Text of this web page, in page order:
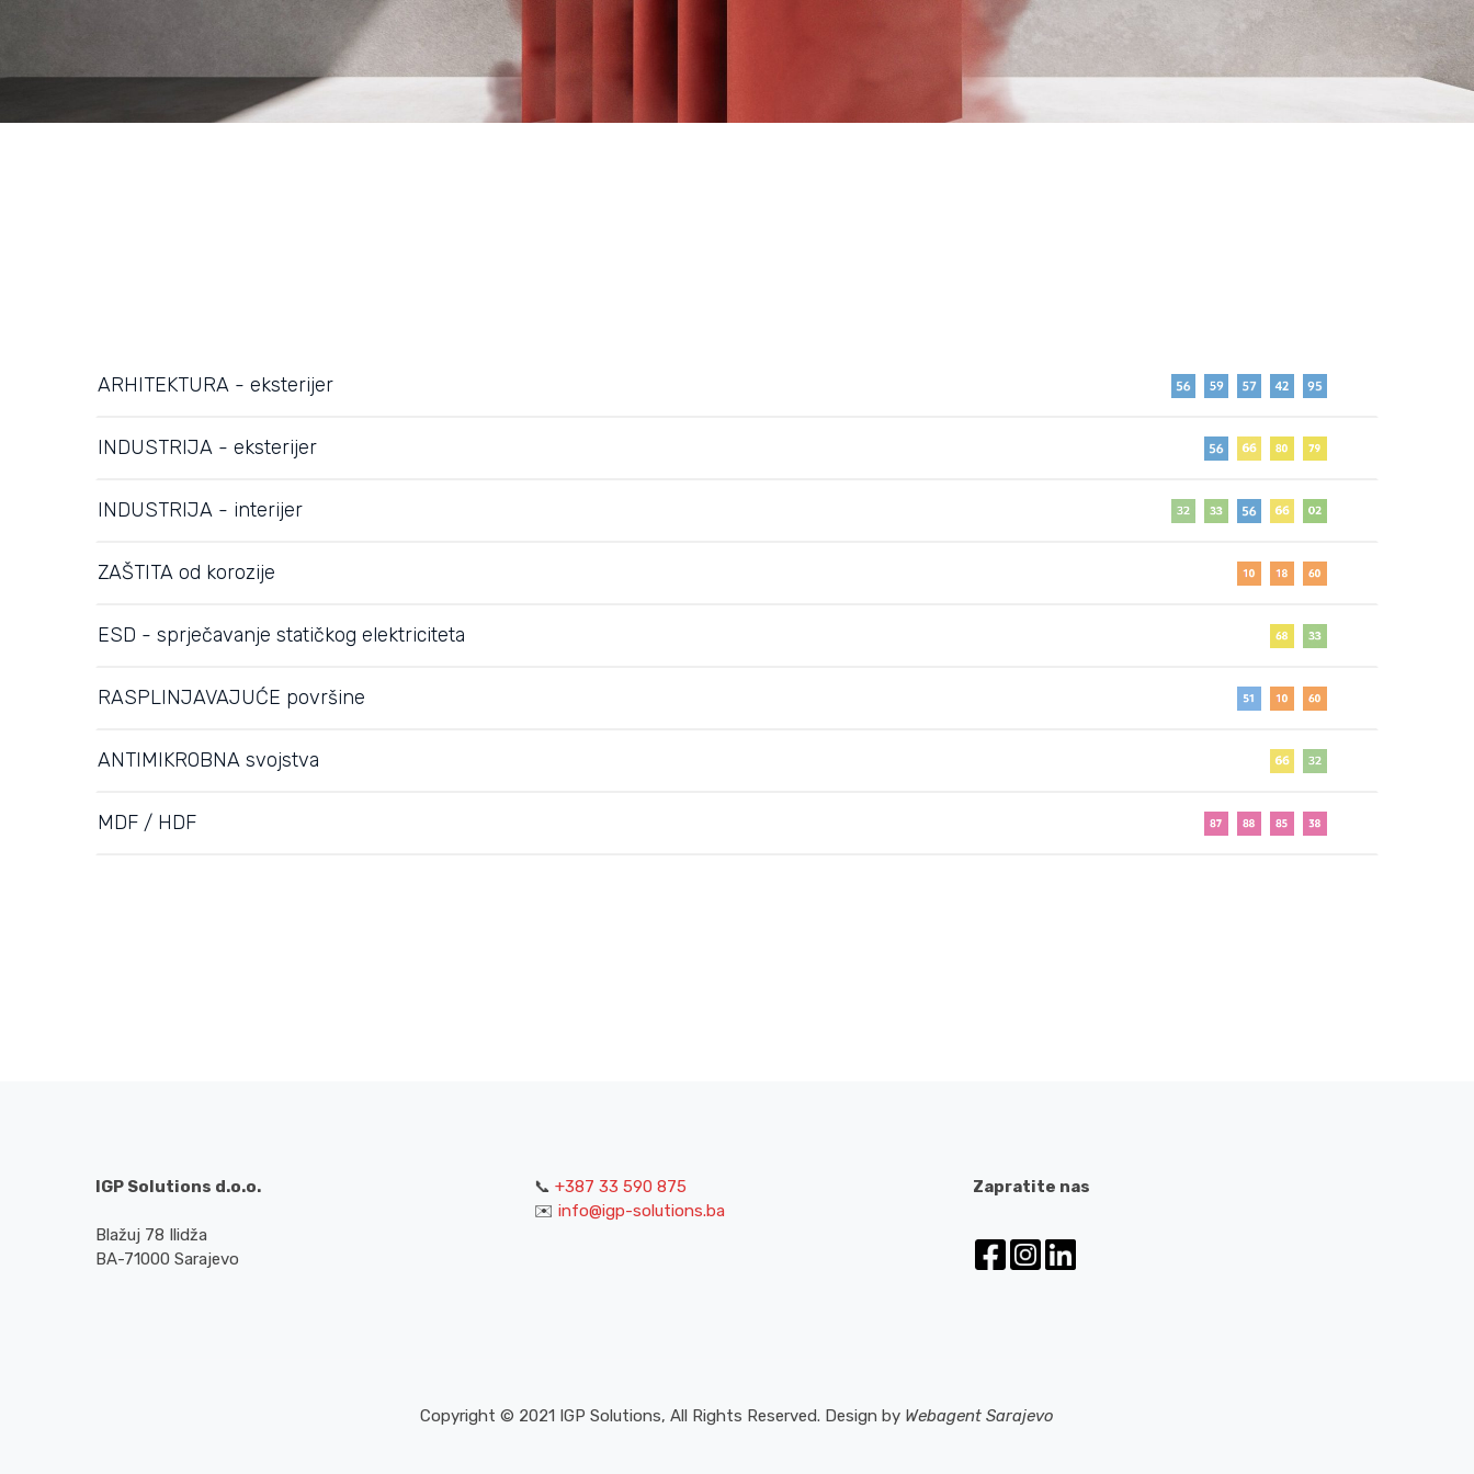
ARHITEKTURA - eksterijer
INDUSTRIJA - eksterijer
INDUSTRIJA - interijer
ZAŠTITA od korozije
ESD - sprječavanje statičkog elektriciteta
RASPLINJAVAJUĆE površine
ANTIMIKROBNA svojstva
MDF / HDF
IGP Solutions d.o.o.
Blažuj 78 Ilidža
BA-71000 Sarajevo
📞 +387 33 590 875
✉️ info@igp-solutions.ba
Zapratite nas
Copyright © 2021 IGP Solutions, All Rights Reserved. Design by Webagent Sarajevo